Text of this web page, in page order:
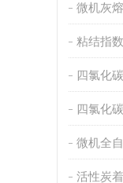
微机灰
粘结指
四氯化
四氯化
微机全
活性炭